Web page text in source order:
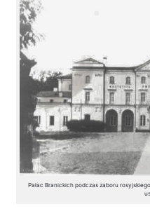
Pałac Branickich podczas zaboru